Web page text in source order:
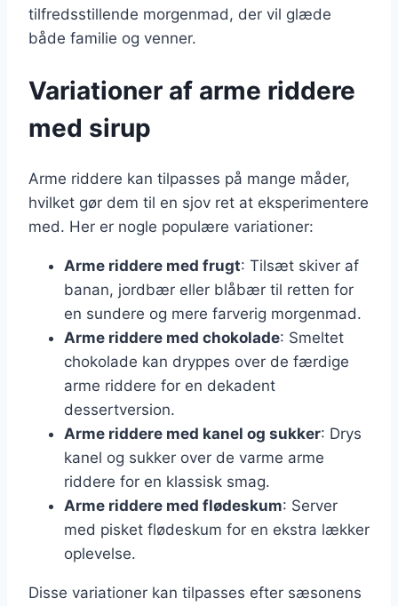
tilfredsstillende morgenmad, der vil glæde
både familie og venner.
Variationer af arme riddere
med sirup
Arme riddere kan tilpasses på mange måder,
hvilket gør dem til en sjov ret at eksperimentere
med. Her er nogle populære variationer:
Arme riddere med frugt: Tilsæt skiver af
banan, jordbær eller blåbær til retten for
en sundere og mere farverig morgenmad.
Arme riddere med chokolade: Smeltet
chokolade kan dryppes over de færdige
arme riddere for en dekadent
dessertversion.
Arme riddere med kanel og sukker: Drys
kanel og sukker over de varme arme
riddere for en klassisk smag.
Arme riddere med flødeskum: Server
med pisket flødeskum for en ekstra lækker
oplevelse.
Disse variationer kan tilpasses efter sæsonens